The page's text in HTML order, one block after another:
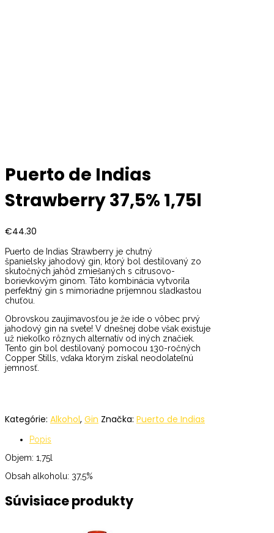
Puerto de Indias
Strawberry 37,5% 1,75l
€44.30
Puerto de Indias Strawberry je chutný
španielsky jahodový gin, ktorý bol destilovaný zo
skutočných jahôd zmiešaných s citrusovo-
borievkovým ginom. Táto kombinácia vytvorila
perfektný gin s mimoriadne príjemnou sladkastou
chuťou.
Obrovskou zaujímavosťou je že ide o vôbec prvý
jahodový gin na svete! V dnešnej dobe však existuje
už niekoľko rôznych alternatív od iných značiek.
Tento gin bol destilovaný pomocou 130-ročných
Copper Stills, vďaka ktorým získal neodolateľnú
jemnosť.
Kategórie: Alkohol, Gin Značka: Puerto de Indias
Popis
Objem: 1,75l
Obsah alkoholu: 37,5%
Súvisiace produkty